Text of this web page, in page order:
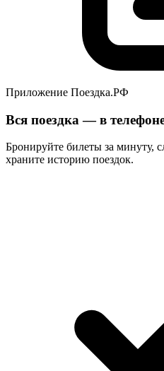
Приложение Поездка.РФ
Вся поездка — в
Бронируйте билеты за минуту,
храните историю поездок.